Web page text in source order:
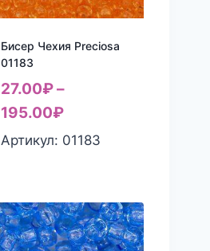
Бисер Чехия Preciosa
01183
27.00₽–
195.00₽
Артикул: 01183